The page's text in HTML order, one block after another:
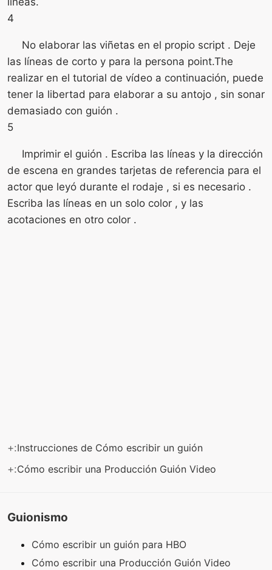
4
No elaborar las viñetas en el propio script . Deje
las líneas de corto y para la persona point.The
realizar en el tutorial de vídeo a continuación, puede
tener la libertad para elaborar a su antojo , sin sonar
demasiado con guión .
5
Imprimir el guión . Escriba las líneas y la dirección
de escena en grandes tarjetas de referencia para el
actor que leyó durante el rodaje , si es necesario .
Escriba las líneas en un solo color , y las
acotaciones en otro color .
+:Instrucciones de Cómo escribir un guión
+:Cómo escribir una Producción Guión Video
Guionismo
Cómo escribir un guión para HBO
Cómo escribir una Producción Guión Video